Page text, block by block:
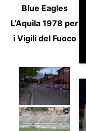
Blue Eagles
L’Aquila 1978 per
i Vigili del Fuoco